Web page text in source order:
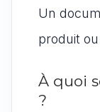
Un
produit
À quoi
?